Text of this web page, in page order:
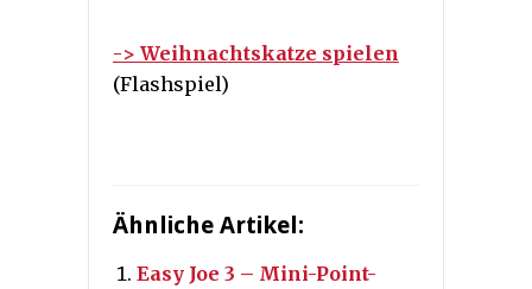
-> Weihnachtskatze spielen
(Flashspiel)
Ähnliche Artikel:
Easy Joe 3 – Mini-Point-